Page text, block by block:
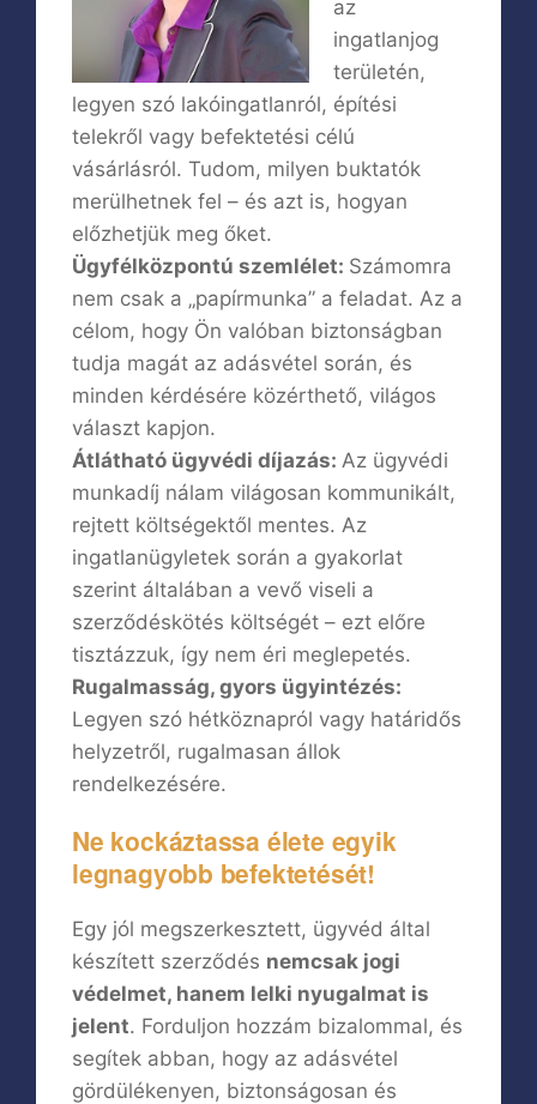
az
ingatlanjog
területén,
legyen szó lakóingatlanról, építési
telekről vagy befektetési célú
vásárlásról. Tudom, milyen buktatók
merülhetnek fel – és azt is, hogyan
előzhetjük meg őket.
Ügyfélközpontú szemlélet: Számomra
nem csak a „papírmunka” a feladat. Az a
célom, hogy Ön valóban biztonságban
tudja magát az adásvétel során, és
minden kérdésére közérthető, világos
választ kapjon.
Átlátható ügyvédi díjazás: Az ügyvédi
munkadíj nálam világosan kommunikált,
rejtett költségektől mentes. Az
ingatlanügyletek során a gyakorlat
szerint általában a vevő viseli a
szerződéskötés költségét – ezt előre
tisztázzuk, így nem éri meglepetés.
Rugalmasság, gyors ügyintézés:
Legyen szó hétköznapról vagy határidős
helyzetről, rugalmasan állok
rendelkezésére.
Ne kockáztassa élete egyik
legnagyobb befektetését!
Egy jól megszerkesztett, ügyvéd által
készített szerződés nemcsak jogi
védelmet, hanem lelki nyugalmat is
jelent. Forduljon hozzám bizalommal, és
segítek abban, hogy az adásvétel
gördülékenyen, biztonságosan és